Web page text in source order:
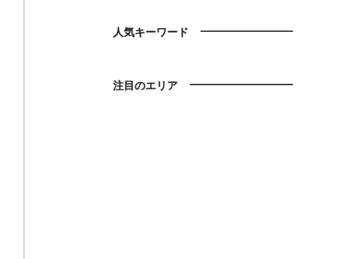
人気キーワード
注目のエリア